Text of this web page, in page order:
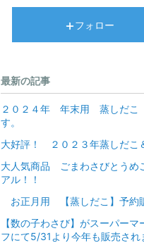
フォロー
最新の記事
２０２４年 年末用 蒸しだこ
す。
大好評！ ２０２３年蒸しだこ
大人気商品 ごまわさびとう
アル！！
お正月用 【蒸しだこ】予約
【数の子わさび】がスーパー
フにて5/31より今年も販売され